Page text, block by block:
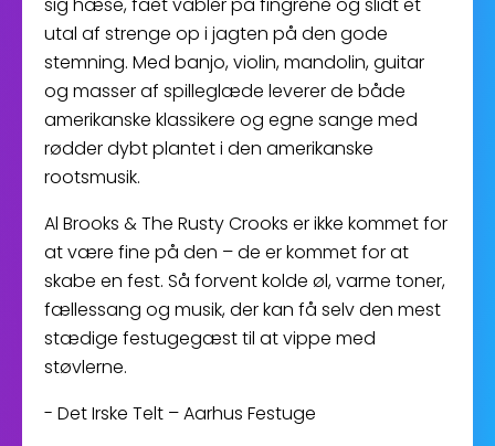
utal af strenge op i jagten på den gode
stemning. Med banjo, violin, mandolin, guitar
og masser af spilleglæde leverer de både
amerikanske klassikere og egne sange med
rødder dybt plantet i den amerikanske
rootsmusik.
Al Brooks & The Rusty Crooks er ikke kommet for
at være fine på den – de er kommet for at
skabe en fest. Så forvent kolde øl, varme toner,
fællessang og musik, der kan få selv den mest
stædige festugegæst til at vippe med
støvlerne.
- Det Irske Telt – Aarhus Festuge